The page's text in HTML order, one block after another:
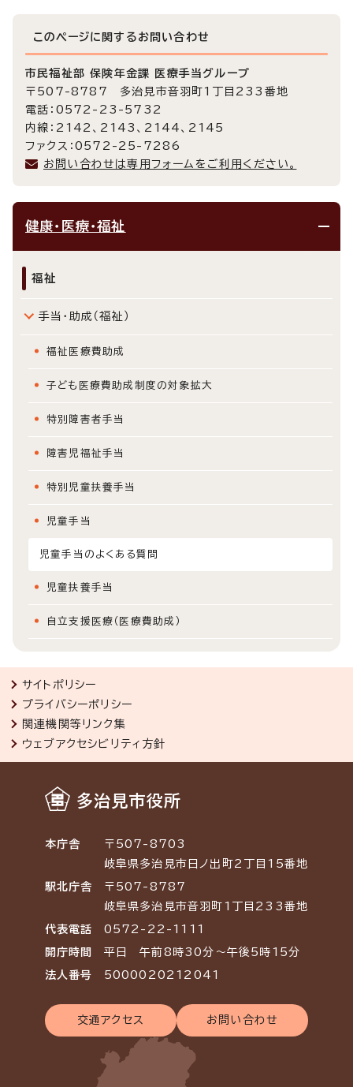
このページに関する お問い合わせ
市民福祉部 保険年金課 医療手当グループ
〒507-8787 多治見市音羽町1丁目233番地
電話：0572-23-5732
内線：2142、2143、2144、2145
ファクス：0572-25-7286
お問い合わせは専用フォームをご利用ください。
健康・医療・福祉
福祉
手当・助成（福祉）
福祉医療費助成
子ども医療費助成制度の対象拡大
特別障害者手当
障害児福祉手当
特別児童扶養手当
児童手当
児童手当のよくある質問
児童扶養手当
自立支援医療（医療費助成）
サイトポリシー
プライバシーポリシー
関連機関等リンク集
ウェブアクセシビリティ方針
多治見市役所
本庁舎
〒507-8703
岐阜県多治見市日ノ出町2丁目15番地
駅北庁舎
〒507-8787
岐阜県多治見市音羽町1丁目233番地
代表電話 0572-22-1111
開庁時間 平日 午前8時30分～午後5時15分
法人番号 5000020212041
交通アクセス お問い合わせ